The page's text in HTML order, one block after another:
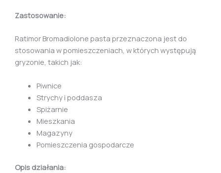
Zastosowanie:
Ratimor Bromadiolone pasta przeznaczona jest do
stosowania w pomieszczeniach, w których występują
gryzonie, takich jak:
Piwnice
Strychy i poddasza
Spiżarnie
Mieszkania
Magazyny
Pomieszczenia gospodarcze
Opis działania: